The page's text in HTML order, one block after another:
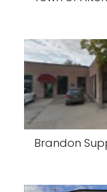
Brandon